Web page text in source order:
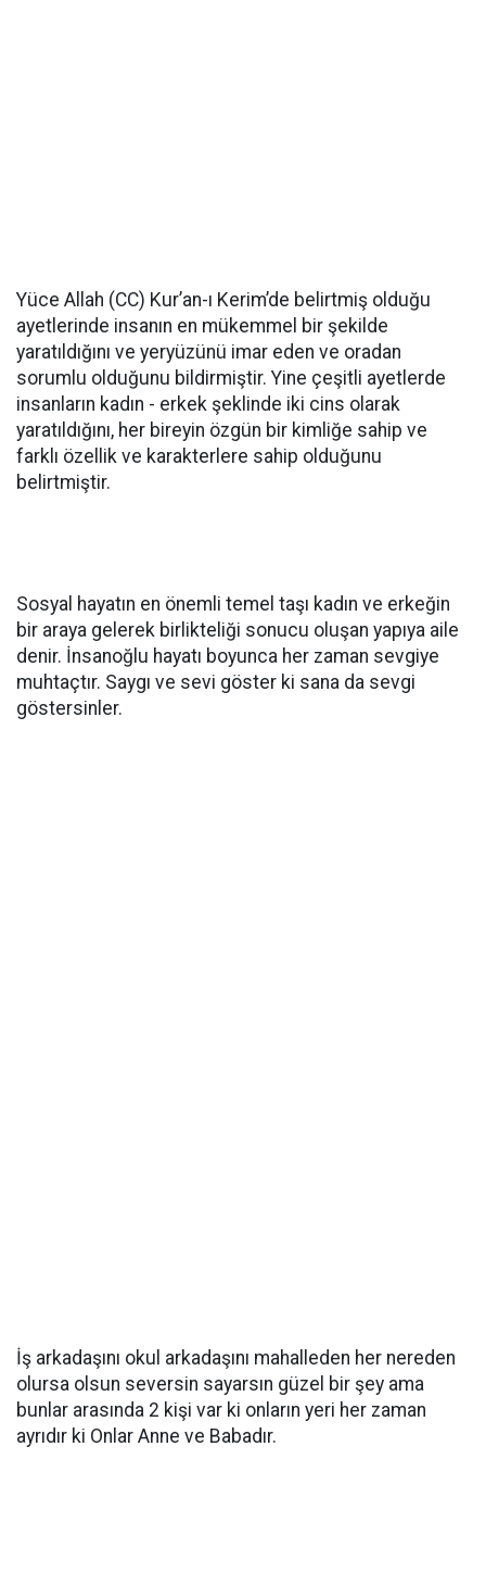
Yüce Allah (CC) Kur’an-ı Kerim’de belirtmiş olduğu
ayetlerinde insanın en mükemmel bir şekilde
yaratıldığını ve yeryüzünü imar eden ve oradan
sorumlu olduğunu bildirmiştir. Yine çeşitli ayetlerde
insanların kadın - erkek şeklinde iki cins olarak
yaratıldığını, her bireyin özgün bir kimliğe sahip ve
farklı özellik ve karakterlere sahip olduğunu
belirtmiştir.
Sosyal hayatın en önemli temel taşı kadın ve erkeğin
bir araya gelerek birlikteliği sonucu oluşan yapıya aile
denir. İnsanoğlu hayatı boyunca her zaman sevgiye
muhtaçtır. Saygı ve sevi göster ki sana da sevgi
göstersinler.
İş arkadaşını okul arkadaşını mahalleden her nereden
olursa olsun seversin sayarsın güzel bir şey ama
bunlar arasında 2 kişi var ki onların yeri her zaman
ayrıdır ki Onlar Anne ve Babadır.